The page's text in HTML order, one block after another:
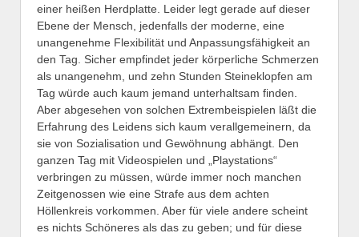
einer heißen Herdplatte. Leider legt gerade auf dieser
Ebene der Mensch, jedenfalls der moderne, eine
unangenehme Flexibilität und Anpassungsfähigkeit an
den Tag. Sicher empfindet jeder körperliche Schmerzen
als unangenehm, und zehn Stunden Steineklopfen am
Tag würde auch kaum jemand unterhaltsam finden.
Aber abgesehen von solchen Extrembeispielen läßt die
Erfahrung des Leidens sich kaum verallgemeinern, da
sie von Sozialisation und Gewöhnung abhängt. Den
ganzen Tag mit Videospielen und „Playstations“
verbringen zu müssen, würde immer noch manchen
Zeitgenossen wie eine Strafe aus dem achten
Höllenkreis vorkommen. Aber für viele andere scheint
es nichts Schöneres als das zu geben; und für diese